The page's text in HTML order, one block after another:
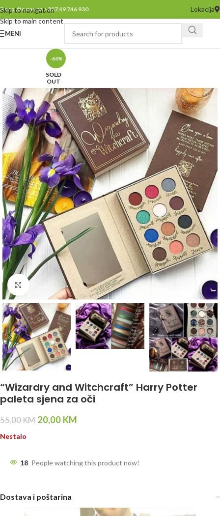
Skip to navigation
Skip to main content
Pozovite nas na +387 49 746 930 Lokacija
MENI
-64%
SOLD
OUT
Click to enlarge
“Wizardry and Witchcraft” Harry Potter
paleta sjena za oči
55,00KM 20,00 KM
Nestalo
18 People watching this product now!
Dostava i poštarina